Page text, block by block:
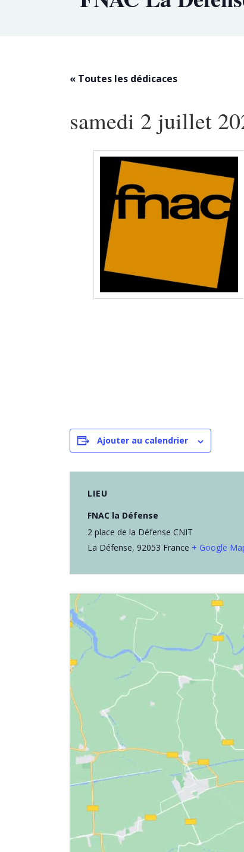
« Toutes les dédicaces
samedi 2 juillet
Ajouter au calendrier
LIEU
FNAC la Défense
2 place de la Défense CNIT
La Défense, 92053 France + Google